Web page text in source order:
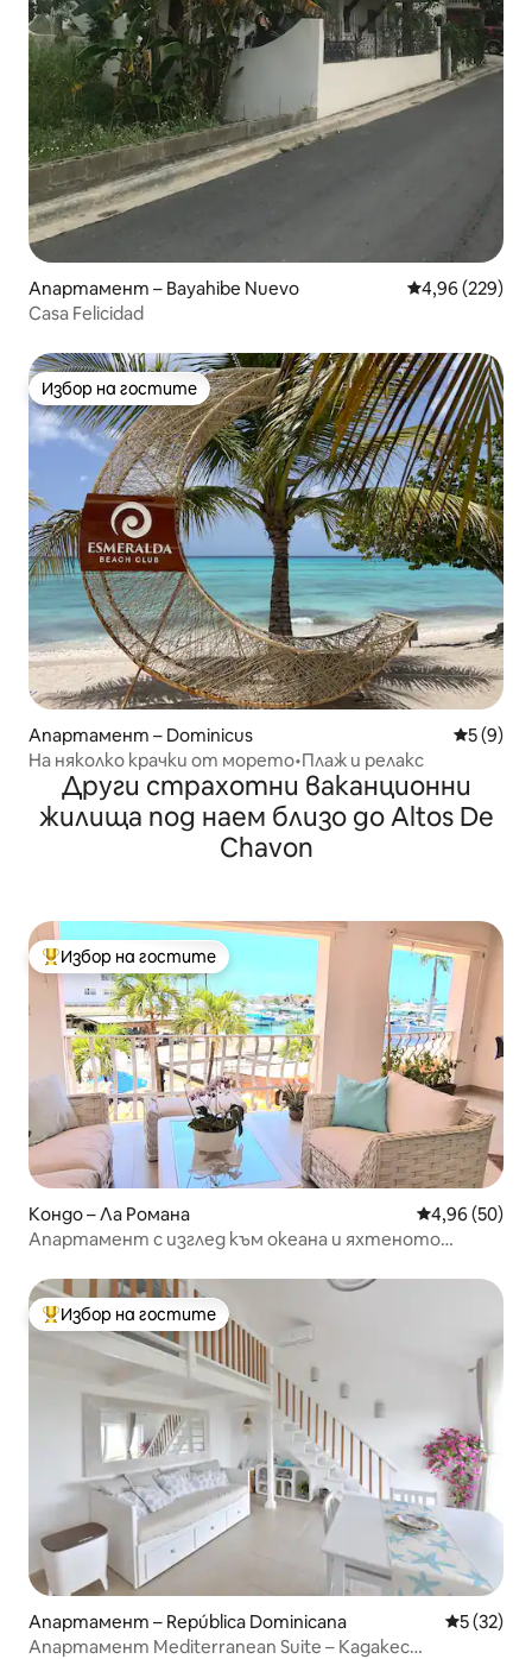
Апартамент – Bayahibe Nuevo Средна
4,96 (229)
Casa Felicidad
Избор на гостите
Избор на гостите
Апартамент – Dominicus Средна
5 (9)
На няколко крачки от морето•Плаж и релакс
Други страхотни ваканционни
жилища под наем близо до Altos De
Chavon
Най-популярен избор на гостите
Избор на гостите
Кондо – Ла Романа Средна
4,96 (50)
Апартамент с изглед към океана и яхтеното
Най-популярен избор на гостите
Избор на гостите
Апартамент – República Dominicana Средна
5 (32)
Апартамент Mediterranean Suite – Кадакес